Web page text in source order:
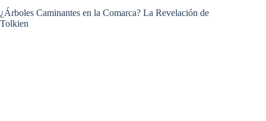
¿Árboles Caminantes en la Comarca? La Revelación de
Tolkien